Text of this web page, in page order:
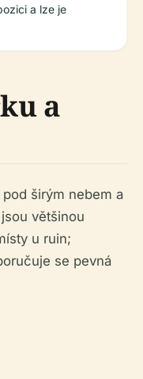
a lze je
a
širým nebem a
většinou
u ruin;
se pevná